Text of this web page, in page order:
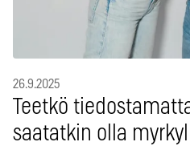
26.9.2025
Teetkö
saatatkin olla